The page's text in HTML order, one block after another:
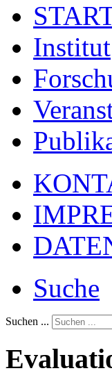
Institut
Suche
Suchen ...